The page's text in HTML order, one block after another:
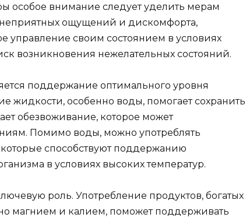
особое внимание следует уделить мерам
ощущений и дискомфорта,
управление своим состоянием в условиях
возникновения нежелательных состояний.
поддержание оптимального уровня
жидкости, особенно воды, помогает сохранить
обезвоживание, которое может
Помимо воды, можно употреблять
способствуют поддержанию
в условиях высоких температур.
роль. Употребление продуктов, богатых
магнием и калием, поможет поддерживать